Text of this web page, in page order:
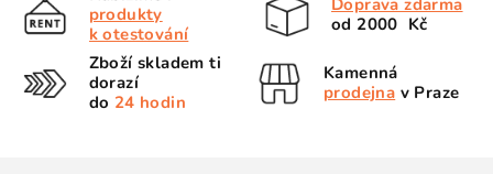
produkty
k otestování
Doprava zdarma
od 2000 Kč
Zboží skladem ti
dorazí
do 24 hodin
Kamenná
prodejna v Praze